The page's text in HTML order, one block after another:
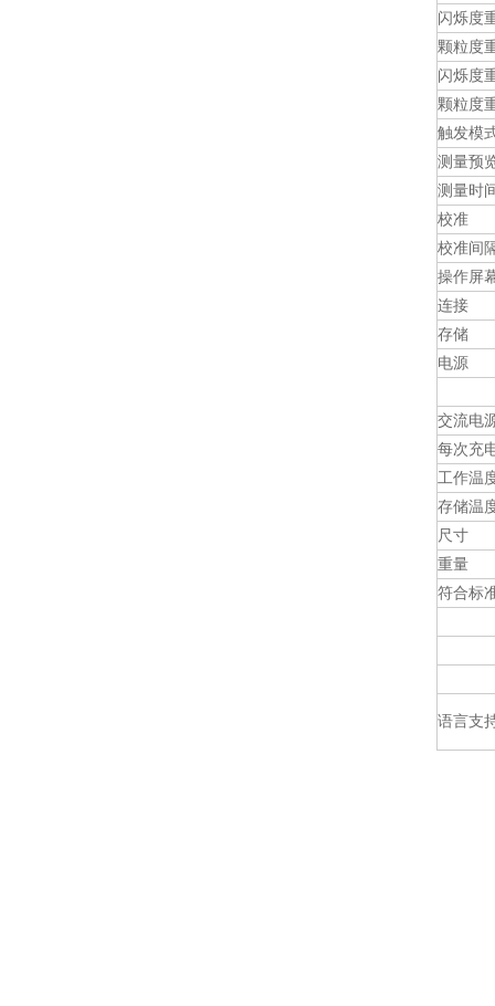
闪烁度
颗粒度
闪烁度
颗粒度
触发模
测量预
测量时
校准
校准间
操作屏
连接
存储
电源
交流电
每次充
工作温
存储温
尺寸
重量
符合标
语言支